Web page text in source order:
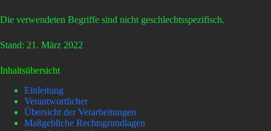
Die verwendeten Begriffe sind nicht geschlechtsspezifisch.
Stand: 21. März 2022
Inhaltsübersicht
Einleitung
Verantwortlicher
Übersicht der Verarbeitungen
Maßgebliche Rechtsgrundlagen